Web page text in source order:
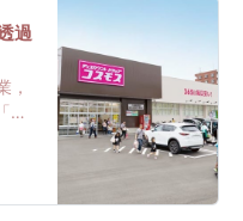
過
，
一
如